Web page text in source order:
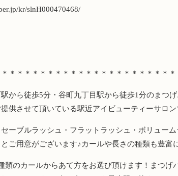
kr/slnH000470468/
＊＊＊＊＊＊＊＊＊＊＊＊＊＊＊＊＊＊＊＊＊
から徒歩5分・谷町九丁目駅から徒歩1分のまつ
供させて頂いている駅近アイビューティーサロン
ーブルラッシュ・フラットラッシュ・ボリュー
ご用意がございます♪カールや長さの種類も豊富
類のカールからあて方をお選び頂けます！まつげ